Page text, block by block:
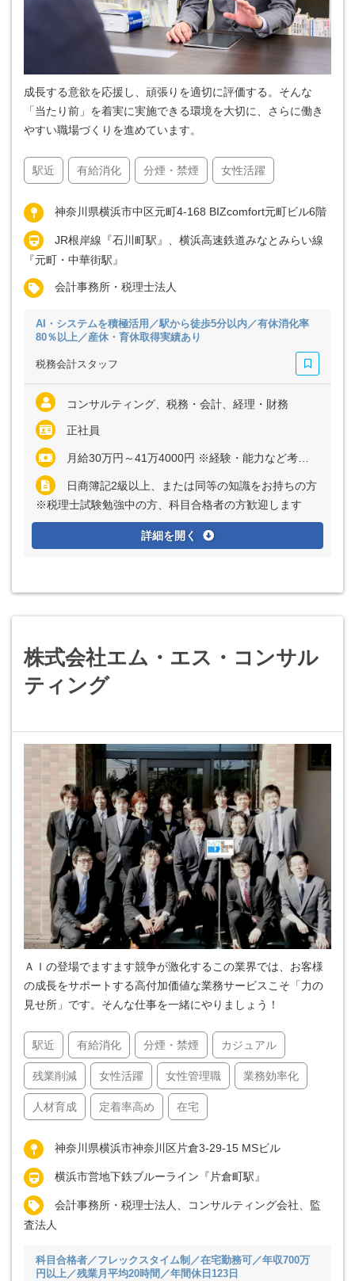
成長する意欲を応援し、頑張りを適切に評価する。そんな
「当たり前」を着実に実施できる環境を大切に、さらに働き
やすい職場づくりを進めています。
駅近 有給消化 分煙・禁煙 女性活躍
神奈川県横浜市中区元町4-168 BIZcomfort元町ビル6階
JR根岸線『石川町駅』、横浜高速鉄道みなとみらい線
『元町・中華街駅』
会計事務所・税理士法人
AI・システムを積極活用／駅から徒歩5分以内／有休消化率
80％以上／産休・育休取得実績あり
税務会計スタッフ
コンサルティング、税務・会計、経理・財務
正社員
月給30万円～41万4000円 ※経験・能力など考慮の上、決定いたします ※上記に固定残業代（月35時間分＝6万1500円～8万4800円）を含む ※超過分は別途全額支給
日商簿記2級以上、または同等の知識をお持ちの方
※税理士試験勉強中の方、科目合格者の方歓迎します
詳細を開く
株式会社エム・エス・コンサル
ティング
ＡＩの登場でますます競争が激化するこの業界では、お客様
の成長をサポートする高付加価値な業務サービスこそ「力の
見せ所」です。そんな仕事を一緒にやりましょう！
駅近 有給消化 分煙・禁煙 カジュアル
残業削減 女性活躍 女性管理職 業務効率化
人材育成 定着率高め 在宅
神奈川県横浜市神奈川区片倉3-29-15 MSビル
横浜市営地下鉄ブルーライン『片倉町駅』
会計事務所・税理士法人、コンサルティング会社、監
査法人
科目合格者／フレックスタイム制／在宅勤務可／年収700万
円以上／残業月平均20時間／年間休日123日